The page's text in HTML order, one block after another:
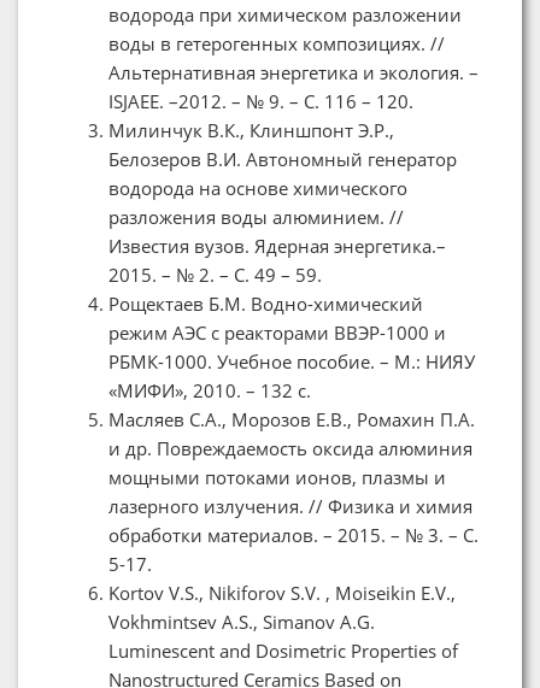
водорода при химическом разложении
воды в гетерогенных композициях. //
Альтернативная энергетика и экология. –
ISJAEE. –2012. – № 9. – С. 116 – 120.
Милинчук В.К., Клиншпонт Э.Р.,
Белозеров В.И. Автономный генератор
водорода на основе химического
разложения воды алюминием. //
Известия вузов. Ядерная энергетика.–
2015. – № 2. – С. 49 – 59.
Рощектаев Б.М. Водно-химический
режим АЭС с реакторами ВВЭР-1000 и
РБМК-1000. Учебное пособие. – М.: НИЯУ
«МИФИ», 2010. – 132 с.
Масляев С.А., Морозов Е.В., Ромахин П.А.
и др. Повреждаемость оксида алюминия
мощными потоками ионов, плазмы и
лазерного излучения. // Физика и химия
обработки материалов. – 2015. – № 3. – С.
5-17.
Kortov V.S., Nikiforov S.V. , Moiseikin E.V.,
Vokhmintsev A.S., Simanov A.G.
Luminescent and Dosimetric Properties of
Nanostructured Ceramics Based on